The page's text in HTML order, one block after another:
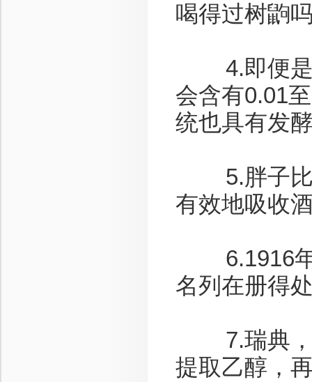
喝得过树鼩
4.即便是
会含有0.01
统也具有发
5.胖子比
有效地吸收
6.1916年
名列在册得
7.瑞典，
提取乙醇，